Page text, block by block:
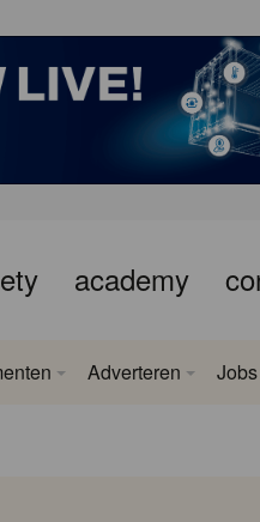
academy
Adverteren Jobs